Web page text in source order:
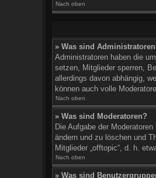
Nach oben
» Was sind
Administratoren haben die
setzen, Mitglieder sperren,
allerdings davon abhängig,
können auch volle
Nach oben
» Was sind Moderatoren?
Die Aufgabe der
ändern und zu löschen und
Mitglieder „offtopic“, d. h.
Nach oben
» Was sind